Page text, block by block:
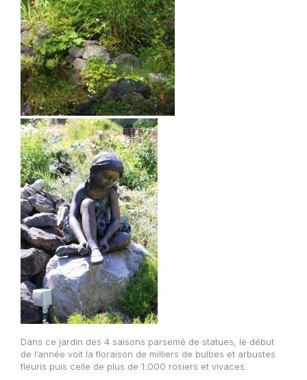
Dans ce jardin des 4 saisons parsemé de statues, le début
de l’année voit la floraison de milliers de bulbes et arbustes
fleuris puis celle de plus de 1.000 rosiers et vivaces.